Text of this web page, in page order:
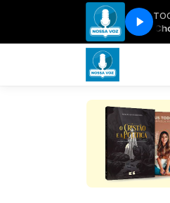
Gospel_-_Fernandinho_-